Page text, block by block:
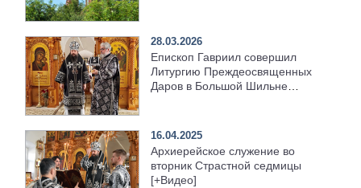
28.03.2026
Епископ Гавриил совершил
Литургию Преждеосвященных
Даров в Большой Шильне
16.04.2025
Архиерейское служение во
вторник Страстной седмицы
[+Видео]